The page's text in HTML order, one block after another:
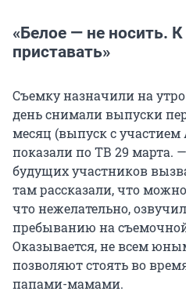
«Белое — не носить.
приставать»
Съемку назначили на
день снимали выпуски
месяц (выпуск с
показали по ТВ 29 марта. —
будущих участников
там рассказали, что
что нежелательно,
пребыванию на
Оказывается, не всем
позволяют стоять во
папами-мамами.